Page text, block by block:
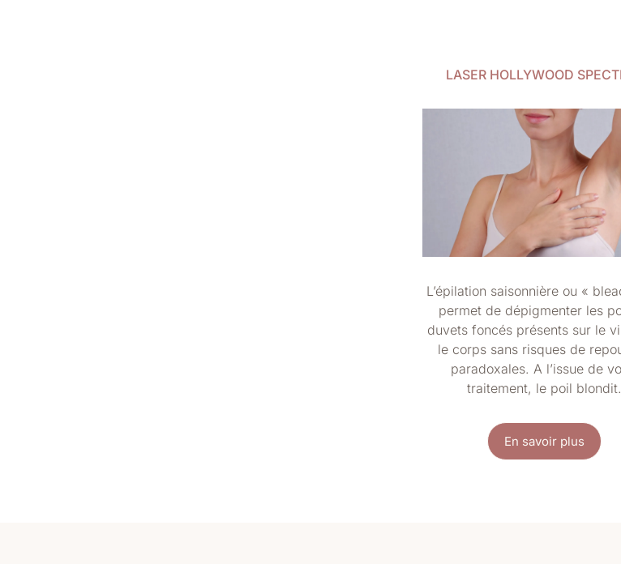
LASER HOLLYWOOD
L’épilation saisonnière ou «
permet de dépigmenter les
duvetsfoncés présents sur le
le corps sans risques de
paradoxales. A l’issue de
traitement, le poil blondit.
En savoir plus